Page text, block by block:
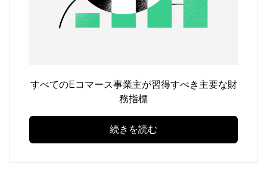
すべてのEコマース事業主が習得すべき主要な財
務指標
続きを読む